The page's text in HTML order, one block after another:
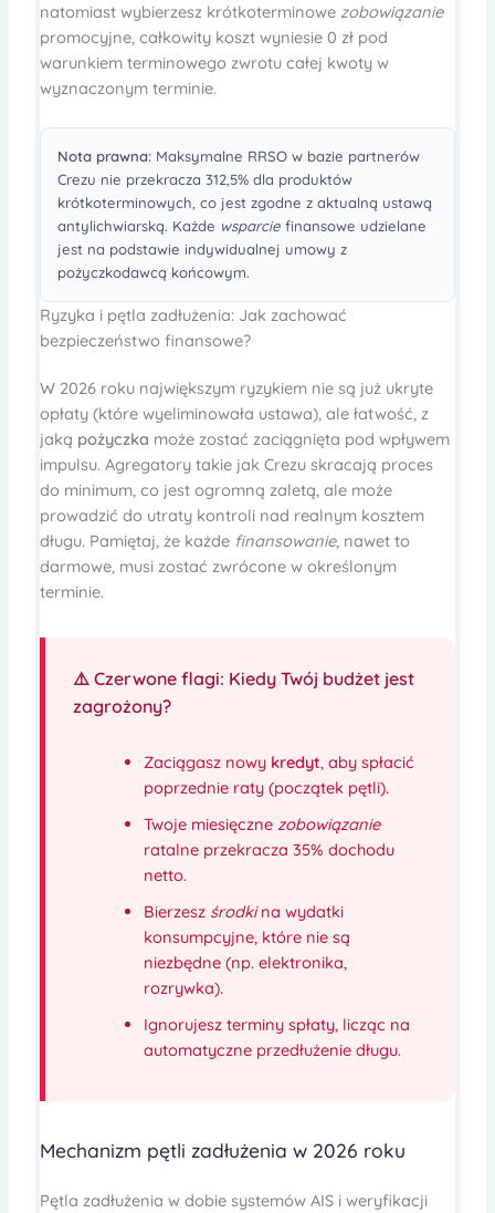
natomiast wybierzesz krótkoterminowe zobowiązanie
promocyjne, całkowity koszt wyniesie 0 zł pod
warunkiem terminowego zwrotu całej kwoty w
wyznaczonym terminie.
Nota prawna:Maksymalne RRSO w bazie partnerów
Crezu nie przekracza 312,5% dla produktów
krótkoterminowych, co jest zgodne z aktualną ustawą
antylichwiarską. Każde wsparciefinansowe udzielane
jest na podstawie indywidualnej umowy z
pożyczkodawcą końcowym.
Ryzyka i pętla zadłużenia: Jak zachować
bezpieczeństwo finansowe?
W 2026 roku największym ryzykiem nie są już ukryte
opłaty (które wyeliminowała ustawa), ale łatwość, z
jaką pożyczka może zostać zaciągnięta pod wpływem
impulsu. Agregatory takie jak Crezu skracają proces
do minimum, co jest ogromną zaletą, ale może
prowadzić do utraty kontroli nad realnym kosztem
długu. Pamiętaj, że każde finansowanie, nawet to
darmowe, musi zostać zwrócone w określonym
terminie.
⚠️ Czerwone flagi: Kiedy Twój budżet jest
zagrożony?
Zaciągasz nowy kredyt, aby spłacić
poprzednie raty (początek pętli).
Twoje miesięczne zobowiązanie
ratalne przekracza 35% dochodu
netto.
Bierzesz środkina wydatki
konsumpcyjne, które nie są
niezbędne (np. elektronika,
rozrywka).
Ignorujesz terminy spłaty, licząc na
automatyczne przedłużenie długu.
Mechanizm pętli zadłużenia w 2026 roku
Pętla zadłużenia w dobie systemów AIS i weryfikacji